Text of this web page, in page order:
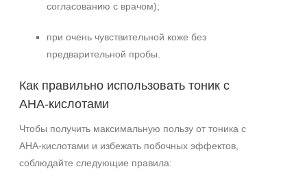
согласованию с врачом);
при очень чувствительной коже без
предварительной пробы.
Как правильно использовать тоник с
AHA‑кислотами
Чтобы получить максимальную пользу от тоника с
AHA‑кислотами и избежать побочных эффектов,
соблюдайте следующие правила: